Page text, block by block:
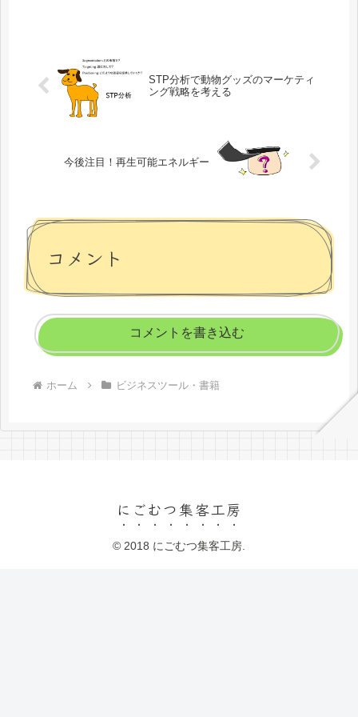
STP分析で動物グッズのマーケティ
ング戦略を考える
今後注目！再生可能エネルギー
コメント
コメントを書き込む
ホーム ビジネスツール・書籍
にごむつ集客工房
© 2018 にごむつ集客工房.